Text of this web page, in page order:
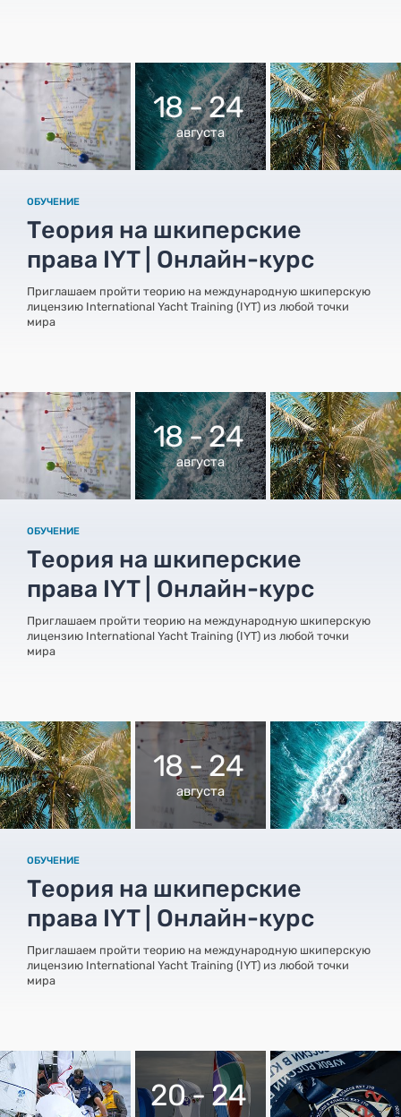
18 - 24
августа
ОБУЧЕНИЕ
Теория на шкиперские
права IYT | Онлайн-курс
Приглашаем пройти теорию на международную шкиперскую
лицензию International Yacht Training (IYT) из любой точки
мира
18 - 24
августа
ОБУЧЕНИЕ
Теория на шкиперские
права IYT | Онлайн-курс
Приглашаем пройти теорию на международную шкиперскую
лицензию International Yacht Training (IYT) из любой точки
мира
18 - 24
августа
ОБУЧЕНИЕ
Теория на шкиперские
права IYT | Онлайн-курс
Приглашаем пройти теорию на международную шкиперскую
лицензию International Yacht Training (IYT) из любой точки
мира
20 - 24